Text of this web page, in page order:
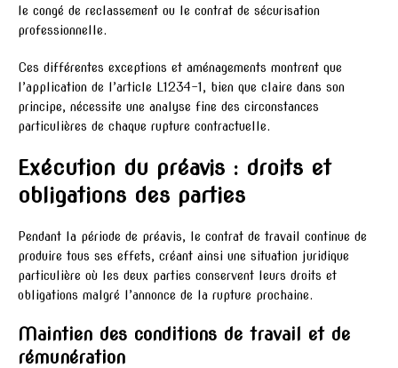
le congé de reclassement ou le contrat de sécurisation
professionnelle.
Ces différentes exceptions et aménagements montrent que
l’application de l’article L1234-1, bien que claire dans son
principe, nécessite une analyse fine des circonstances
particulières de chaque rupture contractuelle.
Exécution du préavis : droits et
obligations des parties
Pendant la période de préavis, le contrat de travail continue de
produire tous ses effets, créant ainsi une situation juridique
particulière où les deux parties conservent leurs droits et
obligations malgré l’annonce de la rupture prochaine.
Maintien des conditions de travail et de
rémunération